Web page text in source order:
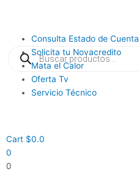
Main
Menu
Consulta Estado de Cuenta
Solicita tu Novacredito
Mata el Calor
Oferta Tv
Servicio Técnico
Búsqueda
productos
Cart $0.0
0
0